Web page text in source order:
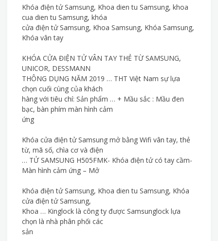
Khóa điện tử Samsung, Khoa dien tu Samsung, khoa
cua dien tu Samsung, khóa
cửa điện tử Samsung, Khoa Samsung, Khóa Samsung,
Khóa vân tay
KHÓA CỬA ĐIỆN TỬ VÂN TAY THẺ TỪ SAMSUNG,
UNICOR, DESSMANN
THÔNG DỤNG NĂM 2019 … THT Việt Nam sự lựa
chọn cuối cùng của khách
hàng với tiêu chí: Sản phẩm … + Mầu sắc : Mầu đen
bạc, bàn phím màn hình cảm
ứng
Khóa cửa điện tử Samsung mở bằng Wifi vân tay, thẻ
từ, mã số, chìa cơ và điện
… TỬ SAMSUNG H505FMK- Khóa điện tử có tay cầm-
Màn hình cảm ứng – Mở
Khóa điện tử Samsung, Khoa dien tu Samsung, Khóa
cửa điện tử Samsung,
Khoa … Kinglock là công ty được Samsunglock lựa
chọn là nhà phân phối các
sản